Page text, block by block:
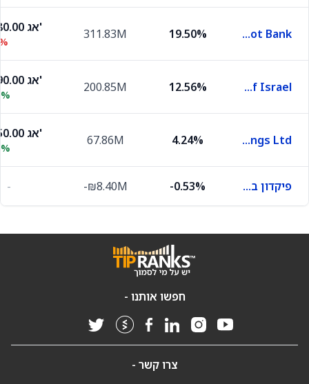
Mizrahi Tefahot Bank
19.50%
311.83M 22,180.00 אג'
First International Bank of Israel
12.56%
200.85M 23,190.00 אג'
FIBI Holdings Ltd.
4.24%
67.86M 29,950.00 אג'
פיקדון בבנק מסוים -0.53%
-₪8.40M
-
חפשו אותנו -
צרו קשר -